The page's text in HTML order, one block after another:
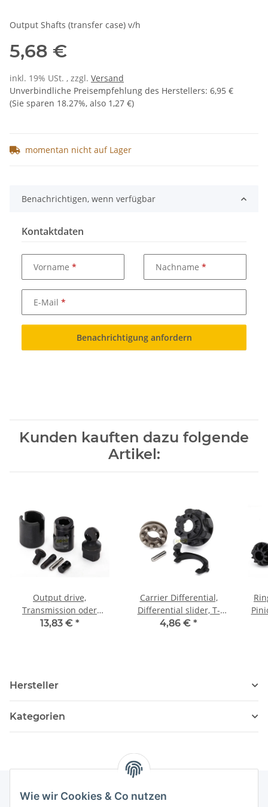
Wie wir Cookies & Co nutzen
Output Shafts (transfer case) v/h
5,68 €
inkl. 19% USt. , zzgl. Versand
Unverbindliche Preisempfehlung des Herstellers: 6,95 €
(Sie sparen 18.27%, also 1,27 €)
momentan nicht auf Lager
Benachrichtigen, wenn verfügbar
Kontaktdaten
Vorname Nachname
E-Mail
Benachrichtigung anfordern
Kunden kauften dazu folgende
Artikel:
Output drive,
Transmission oder
Differential
13,83 € *
Carrier Differential,
Differential slider, T-
Lock-Gabel
4,86 € *
Hersteller
Kategorien